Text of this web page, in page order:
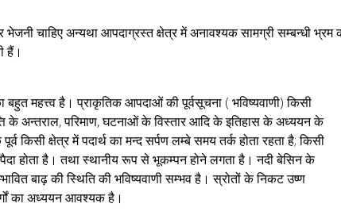
चाहिए अन्यथा आपदाग्रस्त क्षेत्र में अनावश्यक सामग्री सम्बन्धी भ्रम
हैं।
महत्त्व है। प्राकृतिक आपदाओं की पूर्वसूचना ( भविष्यवाणी) किसी
के अन्तराल, परिमाण, घटनाओं के विस्तार आदि के इतिहास के अध्ययन के
क्षेत्र में पदार्थ का मन्द सर्पण लम्बे समय तर्क होता रहता है; किसी
होता है। तथा स्थानीय रूप से भूकम्पन होने लगता है। नदी बेसिन के
बाढ़ की स्थिति की भविष्यवाणी सम्भव है। स्रोतों के निकट उष्ण
का अध्ययन आवश्यक है।